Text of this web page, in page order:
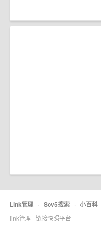
Link管理 · Sov5搜索 · 小百科
link管理 - 链接快照平台